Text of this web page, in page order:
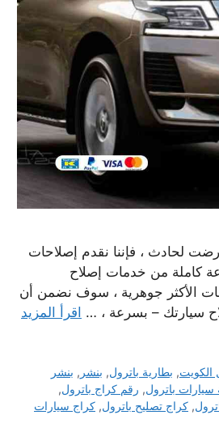
لحادث ، فإننا نقدم إصلاحات
كاملة من خدمات إصلاح
الأكثر جوهرية ، سوف نضمن أن
سيارتك – بسرعة ، … اقرأ المزيد
الكويت, بطارية باترول, بنشر , بنشر
باترول, رقم كراج باترول,
, كراج تصليح باترول, كراج سيارات